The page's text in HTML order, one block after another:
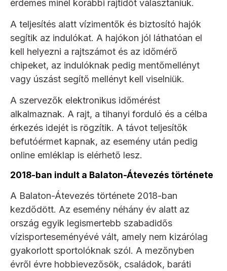
érdemes minél korábbi rajtidőt választaniuk.
A teljesítés alatt vízimentők és biztosító hajók
segítik az indulókat. A hajókon jól láthatóan el
kell helyezni a rajtszámot és az időmérő
chipeket, az indulóknak pedig mentőmellényt
vagy úszást segítő mellényt kell viselniük.
A szervezők elektronikus időmérést
alkalmaznak. A rajt, a tihanyi forduló és a célba
érkezés idejét is rögzítik. A távot teljesítők
befutóérmet kapnak, az esemény után pedig
online emléklap is elérhető lesz.
2018-ban indult a Balaton-Átevezés története
A Balaton-Átevezés története 2018-ban
kezdődött. Az esemény néhány év alatt az
ország egyik legismertebb szabadidős
vízisporteseményévé vált, amely nem kizárólag
gyakorlott sportolóknak szól. A mezőnyben
évről évre hobbievezősök, családok, baráti